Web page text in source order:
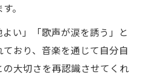
。
い」「歌声が涙を誘う」と
おり、音楽を通じて自分自
大切さを再認識させてくれ